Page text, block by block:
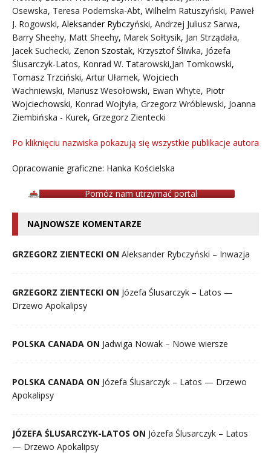
Osewska, Teresa Podemska-Abt, Wilhelm Ratuszyński, Paweł
J. Rogowski, Aleksander Rybczyński, Andrzej Juliusz Sarwa,
Barry Sheehy, Matt Sheehy, Marek Sołtysik, Jan Strządała,
Jacek Suchecki, Zenon Szostak, Krzysztof Śliwka, Józefa
Ślusarczyk-Latos, Konrad W. Tatarowski,Jan Tomkowski,
Tomasz Trzciński, Artur Ułamek, Wojciech
Wachniewski, Mariusz Wesołowski, Ewan Whyte, Piotr
Wojciechowski, Konrad Wojtyła, Grzegorz Wróblewski, Joanna
Ziembińska - Kurek, Grzegorz Zientecki
Po kliknięciu nazwiska pokazują się wszystkie publikacje autora
Opracowanie graficzne: Hanka Kościelska
Pomóż nam utrzymać portal
NAJNOWSZE KOMENTARZE
GRZEGORZ ZIENTECKI ON Aleksander Rybczyński – Inwazja
GRZEGORZ ZIENTECKI ON Józefa Ślusarczyk – Latos —
Drzewo Apokalipsy
POLSKA CANADA ON Jadwiga Nowak – Nowe wiersze
POLSKA CANADA ON Józefa Ślusarczyk – Latos — Drzewo
Apokalipsy
JÓZEFA ŚLUSARCZYK-LATOS ON Józefa Ślusarczyk – Latos
— Drzewo Apokalipsy